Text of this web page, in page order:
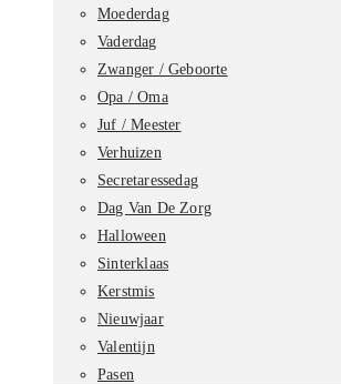
Moederdag
Vaderdag
Zwanger / Geboorte
Opa / Oma
Juf / Meester
Verhuizen
Secretaressedag
Dag Van De Zorg
Halloween
Sinterklaas
Kerstmis
Nieuwjaar
Valentijn
Pasen